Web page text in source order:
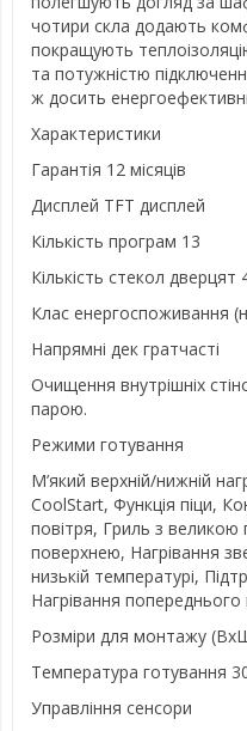
чотири скла додають
покращують
та потужністю
ж досить
Характеристики
Гарантія 12 місяців
Дисплей TFT дисплей
Кількість програм 13
Кількість стекол дверцят
Клас енергоспоживання
Напрямні дек гратчасті
Очищення внутрішніх
парою.
Режими готування
М’який верхній/нижній
CoolStart, Функція піци,
повітря, Гриль з
поверхнею, Нагрівання
низькій температурі,
Нагрівання попереднього
Розміри для монтажу
Температура готування
Управління сенсори